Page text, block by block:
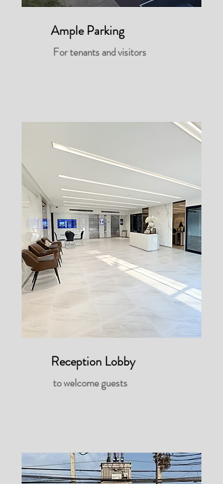
Ample Parking
For tenants and visitors
Reception Lobby
to welcome guests